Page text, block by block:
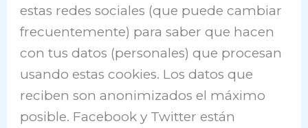
estas redes sociales (que puede cambiar
frecuentemente) para saber que hacen
con tus datos (personales) que procesan
usando estas cookies. Los datos que
reciben son anonimizados el máximo
posible. Facebook y Twitter están